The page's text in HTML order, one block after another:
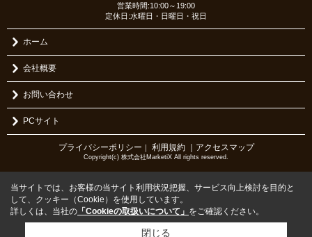
営業時間:10:00～19:00
定休日:水曜日・日曜日・祝日
ホーム
会社概要
お問い合わせ
PCサイト
プライバシーポリシー ｜ 利用規約 ｜アクセスマップ
Copyright(c) 株式会社MarketiX All rights reserved.
当サイトでは、お客様の当サイト利用状況把握、サービス向上検討を目的と
して、クッキー（Cookie）を使用しています。
詳しくは、当社の 「Cookieの取扱いについて」 をご確認ください。
閉じる